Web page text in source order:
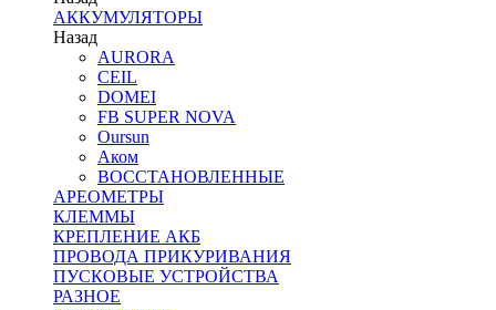
АККУМУЛЯТОРЫ
Назад
AURORA
CEIL
DOMEI
FB SUPER NOVA
Oursun
Аком
ВОССТАНОВЛЕННЫЕ
АРЕОМЕТРЫ
КЛЕММЫ
КРЕПЛЕНИЕ АКБ
ПРОВОДА ПРИКУРИВАНИЯ
ПУСКОВЫЕ УСТРОЙСТВА
РАЗНОЕ